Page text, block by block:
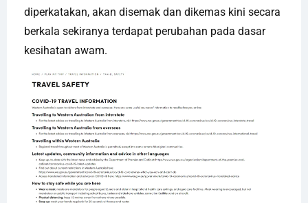
diperkatakan, akan disemak dan dikemas kini secara
berkala sekiranya terdapat perubahan pada dasar
kesihatan awam.